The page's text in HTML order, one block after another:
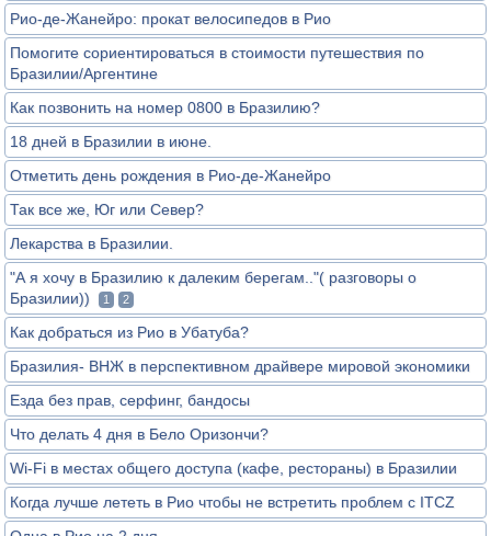
Рио-де-Жанейро: прокат велосипедов в Рио
Помогите сориентироваться в стоимости путешествия по
Бразилии/Аргентине
Как позвонить на номер 0800 в Бразилию?
18 дней в Бразилии в июне.
Отметить день рождения в Рио-де-Жанейро
Так все же, Юг или Север?
Лекарства в Бразилии.
"А я хочу в Бразилию к далеким берегам.."( разговоры о
Бразилии))
1 2
Как добраться из Рио в Убатуба?
Бразилия- ВНЖ в перспективном драйвере мировой экономики
Езда без прав, серфинг, бандосы
Что делать 4 дня в Бело Оризончи?
Wi-Fi в местах общего доступа (кафе, рестораны) в Бразилии
Когда лучше лететь в Рио чтобы не встретить проблем с ITCZ